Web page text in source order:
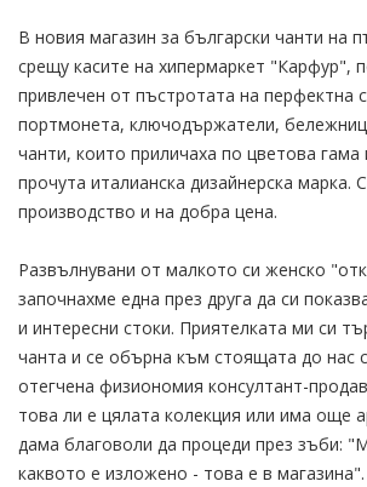
В новия магазин за български чанти на
срещу касите на хипермаркет "Карфур",
привлечен от пъстротата на перфектна
портмонета, ключодържатели,
чанти, които приличаха по цветова гама
прочута италианска дизайнерска марка.
производство и на добра цена.
Развълнувани от малкото си женско
започнахме една през друга да си
и интересни стоки. Приятелката ми си
чанта и се обърна към стоящата до нас
отегчена физиономия консултант-
това ли е цялата колекция или има още
дама благоволи да процеди през зъби:
каквото е изложено - това е в магазина".